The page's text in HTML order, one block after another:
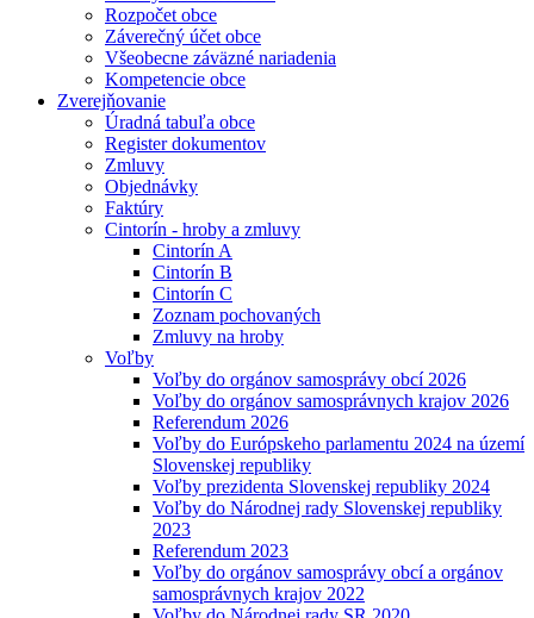
Rozpočet obce
Záverečný účet obce
Všeobecne záväzné nariadenia
Kompetencie obce
Zverejňovanie
Úradná tabuľa obce
Register dokumentov
Zmluvy
Objednávky
Faktúry
Cintorín - hroby a zmluvy
Cintorín A
Cintorín B
Cintorín C
Zoznam pochovaných
Zmluvy na hroby
Voľby
Voľby do orgánov samosprávy obcí 2026
Voľby do orgánov samosprávnych krajov 2026
Referendum 2026
Voľby do Európskeho parlamentu 2024 na území
Slovenskej republiky
Voľby prezidenta Slovenskej republiky 2024
Voľby do Národnej rady Slovenskej republiky
2023
Referendum 2023
Voľby do orgánov samosprávy obcí a orgánov
samosprávnych krajov 2022